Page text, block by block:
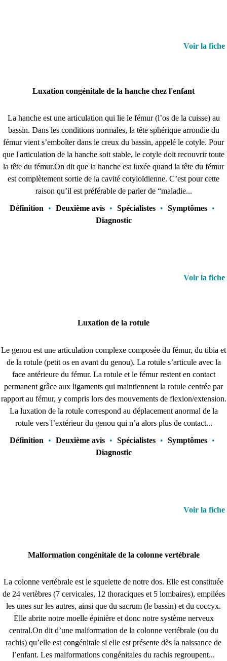
Voir la fiche
Luxation congénitale de la hanche chez l'enfant
La hanche est une articulation qui lie le fémur (l’os de la cuisse) au
bassin. Dans les conditions normales, la tête sphérique arrondie du
fémur vient s’emboîter dans le creux du bassin, appelé le cotyle. Pour
que l'articulation de la hanche soit stable, le cotyle doit recouvrir toute
la tête du fémur.On dit que la hanche est luxée quand la tête du fémur
est complètement sortie de la cavité cotyloïdienne. C’est pour cette
raison qu’il est préférable de parler de “maladie...
Définition • Deuxième avis • Spécialistes • Symptômes •
Diagnostic
Voir la fiche
Luxation de la rotule
Le genou est une articulation complexe composée du fémur, du tibia et
de la rotule (petit os en avant du genou). La rotule s’articule avec la
face antérieure du fémur. La rotule et le fémur restent en contact
permanent grâce aux ligaments qui maintiennent la rotule centrée par
rapport au fémur, y compris lors des mouvements de flexion/extension.
La luxation de la rotule correspond au déplacement anormal de la
rotule vers l’extérieur du genou qui n’a alors plus de contact...
Définition
• Deuxième avis • Spécialistes • Symptômes •
Diagnostic
Voir la fiche
Malformation congénitale de la colonne vertébrale
La colonne vertébrale est le squelette de notre dos. Elle est constituée
de 24 vertèbres (7 cervicales, 12 thoraciques et 5 lombaires), empilées
les unes sur les autres, ainsi que du sacrum (le bassin) et du coccyx.
Elle abrite notre moelle épinière et donc notre système nerveux
central.On dit d’une malformation de la colonne vertébrale (ou du
rachis) qu’elle est congénitale si elle est présente dès la naissance de
l’enfant. Les malformations congénitales du rachis regroupent...